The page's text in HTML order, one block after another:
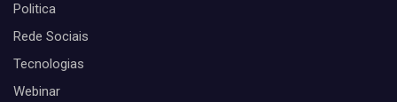
Politica
Rede Sociais
Tecnologias
Webinar